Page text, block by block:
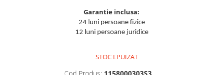
Accesorii taiere cu plasma
Garantie inclusa:
24 luni persoane fizice
12 luni persoane juridice
STOC EPUIZAT
Cod Produs: 1158000303S3